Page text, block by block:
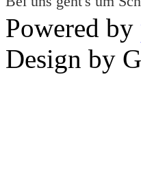
Powered by
Design by